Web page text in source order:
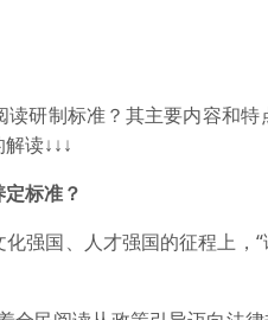
读研制标准？其主要内容和
读↓↓↓
标准？
强国、人才强国的征程上，